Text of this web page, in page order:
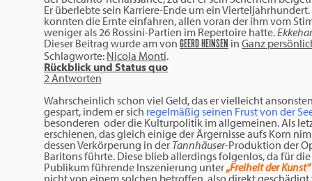
Er überlebte sein Karriere-Ende um ein
konnten die Ernte einfahren, allen voran der ihm vom
weniger als 26 Rossini-Partien im Repertoire hatte.
Dieser Beitrag wurde amvon GEERD HEINSEN in Ganz
Schlagworte: Nicola Monti.
Rückblick und Status quo
2 Antworten
Wahrscheinlich schon viel Geld, das er vielleicht
gespart, indem er sich regelmäßig seinen Frust von der
besonderen oder die Kulturpolitik im allgemeinen. Als
erschienen, das gleich einige der Ärgernisse aufs Korn
dessen Verkörperung in der Tannhäuser-Produktion der
Baritons führte. Diese blieb allerdings folgenlos, da für
Publikum führende Inszenierung unter„Freiheit der Kunst“
nicht von einem solchen betroffen, also direkt